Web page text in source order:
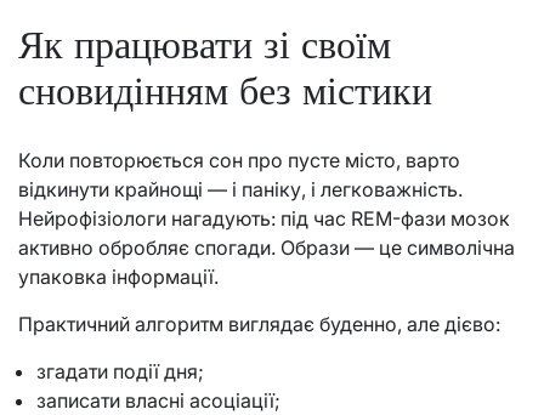
Як працювати зі своїм
сновидінням без містики
Коли повторюється сон про пусте місто, варто
відкинути крайнощі — і паніку, і легковажність.
Нейрофізіологи нагадують: під час REM-фази мозок
активно обробляє спогади. Образи — це символічна
упаковка інформації.
Практичний алгоритм виглядає буденно, але дієво:
згадати події дня;
записати власні асоціації;